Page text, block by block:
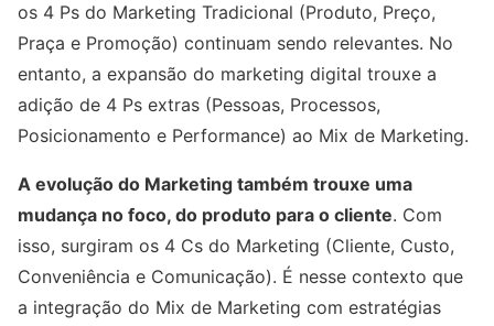
os 4 Ps do Marketing Tradicional (Produto, Preço,
Praça e Promoção) continuam sendo relevantes. No
entanto, a expansão do marketing digital trouxe a
adição de 4 Ps extras (Pessoas, Processos,
Posicionamento e Performance) ao Mix de Marketing.
A evolução do Marketing também trouxe uma
mudança no foco, do produto para o cliente. Com
isso, surgiram os 4 Cs do Marketing (Cliente, Custo,
Conveniência e Comunicação). É nesse contexto que
a integração do Mix de Marketing com estratégias